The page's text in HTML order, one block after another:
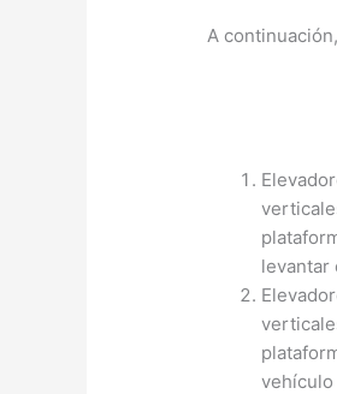
A
levantar
vehículo